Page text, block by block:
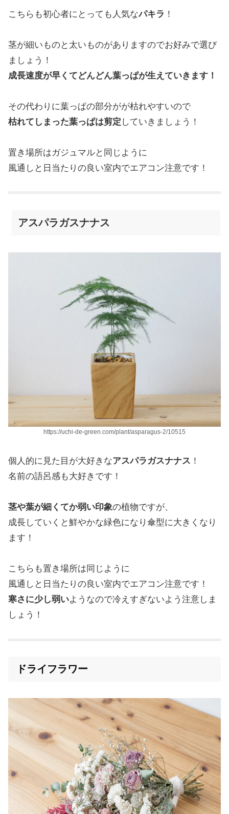
こちらも初心者にとっても人気なパキラ ！
茎が細いものと太いものがありますのでお好みで選び
ましょう！
成長速度が早くてどんどん葉っぱが生えていきます！
その代わりに葉っぱの部分がが枯れやすいので
枯れてしまった葉っぱは剪定 していきましょう！
置き場所はガジュマルと同じように
風通しと日当たりの良い室内でエアコン注意です！
アスパラガスナナス
https://uchi-de-green.com/plant/asparagus-2/10515
個人的に見た目が大好きなアスパラガスナナス ！
名前の語呂感も大好きです！
茎や葉が細くてか弱い印象の植物ですが、
成長していくと鮮やかな緑色になり傘型に大きくなり
ます！
こちらも置き場所は同じように
風通しと日当たりの良い室内でエアコン注意です！
寒さに少し弱いようなので冷えすぎないよう注意しま
しょう！
ドライフラワー